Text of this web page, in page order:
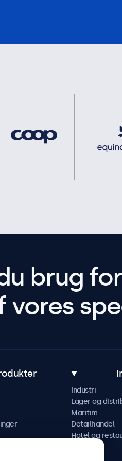
brug
vores
Industri
Lager og
Maritim
Detailhandel
Hotel og